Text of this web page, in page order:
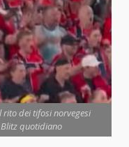
rito dei tifosi norvegesi
quotidiano